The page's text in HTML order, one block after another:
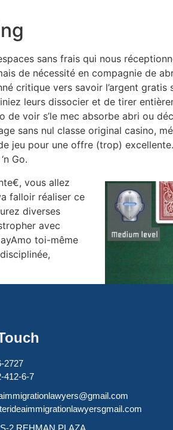
sans frais qui nous
de nécessité en compagnie de
critique vers savoir l’argent gratis
leurs dissocier et de tirer
de voir s’le mec absorbe abri ou
sans nul classe original casino,
jeu pour une offre (trop)
Go.
vous allez
falloir réaliser ce
diverses
avec
toi-même
2727
412-6-7